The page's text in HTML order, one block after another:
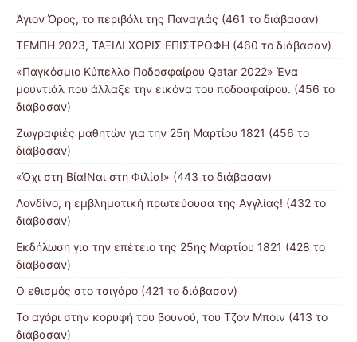
Άγιον Όρος, το περιβόλι της Παναγιάς (461 το διάβασαν)
ΤΕΜΠΗ 2023, ΤΑΞΙΔΙ ΧΩΡΙΣ ΕΠΙΣΤΡΟΦΗ (460 το διάβασαν)
«Παγκόσμιο Κύπελλο Ποδοσφαίρου Qatar 2022» Ένα
μουντιάλ που άλλαξε την εικόνα του ποδοσφαίρου. (456 το
διάβασαν)
Ζωγραφιές μαθητών για την 25η Μαρτίου 1821 (456 το
διάβασαν)
«Όχι στη Βία!Ναι στη Φιλία!» (443 το διάβασαν)
Λονδίνο, η εμβληματική πρωτεύουσα της Αγγλίας! (432 το
διάβασαν)
Εκδήλωση για την επέτειο της 25ης Μαρτίου 1821 (428 το
διάβασαν)
Ο εθισμός στο τσιγάρο (421 το διάβασαν)
Το αγόρι στην κορυφή του βουνού, του Τζον Μπόιν (413 το
διάβασαν)